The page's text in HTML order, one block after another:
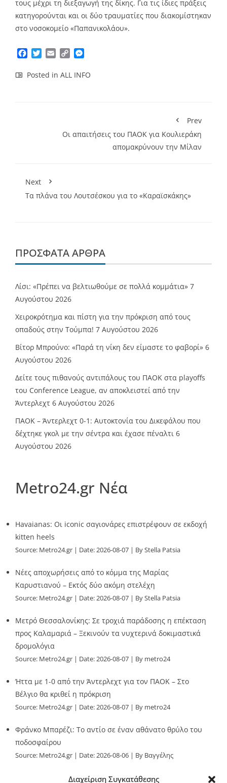
Διαχείριση Συγκατάθεσης
τους μέχρι τη διεξαγωγή της δίκης. Για τις ίδιες πράξεις
κατηγορούνται και οι δύο τραυματίες που διακομίστηκαν
στο νοσοκομείο «Παπανικολάου».
Facebook
TwitterEmailCopy
Posted in ALL INFO
Prev
Οι απαιτήσεις του ΠΑΟΚ για Κουλιεράκη
απομακρύνουν την Μίλαν
Next
Τα πλάνα του Λουτσέσκου για το «Καραϊσκάκης»
ΠΡΌΣΦΑΤΑ ΆΡΘΡΑ
Λίσι: «Πρέπει να βελτιωθούμε σε πολλά κομμάτια» 7
Αυγούστου 2026
Χειροκρότημα και πίστη για την πρόκριση από τους
οπαδούς στην Τούμπα! 7 Αυγούστου 2026
Βίτορ Μπρούνο: «Παρά τη νίκη δεν είμαστε το φαβορί» 6
Αυγούστου 2026
Δείτε τους πιθανούς αντιπάλους του ΠΑΟΚ στα playoffs
του Conference League, αν αποκλειστεί από την
Άντερλεχτ 6 Αυγούστου 2026
ΠΑΟΚ – Άντερλεχτ 0-1: Αυτοκτονία του Δικεφάλου που
δέχτηκε γκολ με την σέντρα και έχασε πέναλτι 6
Αυγούστου 2026
Metro24.gr Νέα
Havaianas: Οι iconic σαγιονάρες επιστρέφουν σε εκδοχή
kitten heels
Source: Metro24.gr Date: 2026-08-07 By Stella Patsia
Νέες αποχωρήσεις από το κόμμα της Μαρίας
Καρυστιανού – Εκτός δύο ακόμη στελέχη
Source: Metro24.gr Date: 2026-08-07 By Stella Patsia
Μετρό Θεσσαλονίκης: Σε τροχιά παράδοσης η επέκταση
προς Καλαμαριά – Ξεκινούν τα νυχτερινά δοκιμαστικά
δρομολόγια
Source: Metro24.gr Date: 2026-08-07 By metro24
Ήττα με 1-0 από την Άντερλεχτ για τον ΠΑΟΚ – Στο
Βέλγιο θα κριθεί η πρόκριση
Source: Metro24.gr Date: 2026-08-07 By metro24
Φράνκο Μπαρέζι: Το αντίο σε έναν αθάνατο θρύλο του
ποδοσφαίρου
Source: Metro24.gr Date: 2026-08-06
By Βαγγέλης